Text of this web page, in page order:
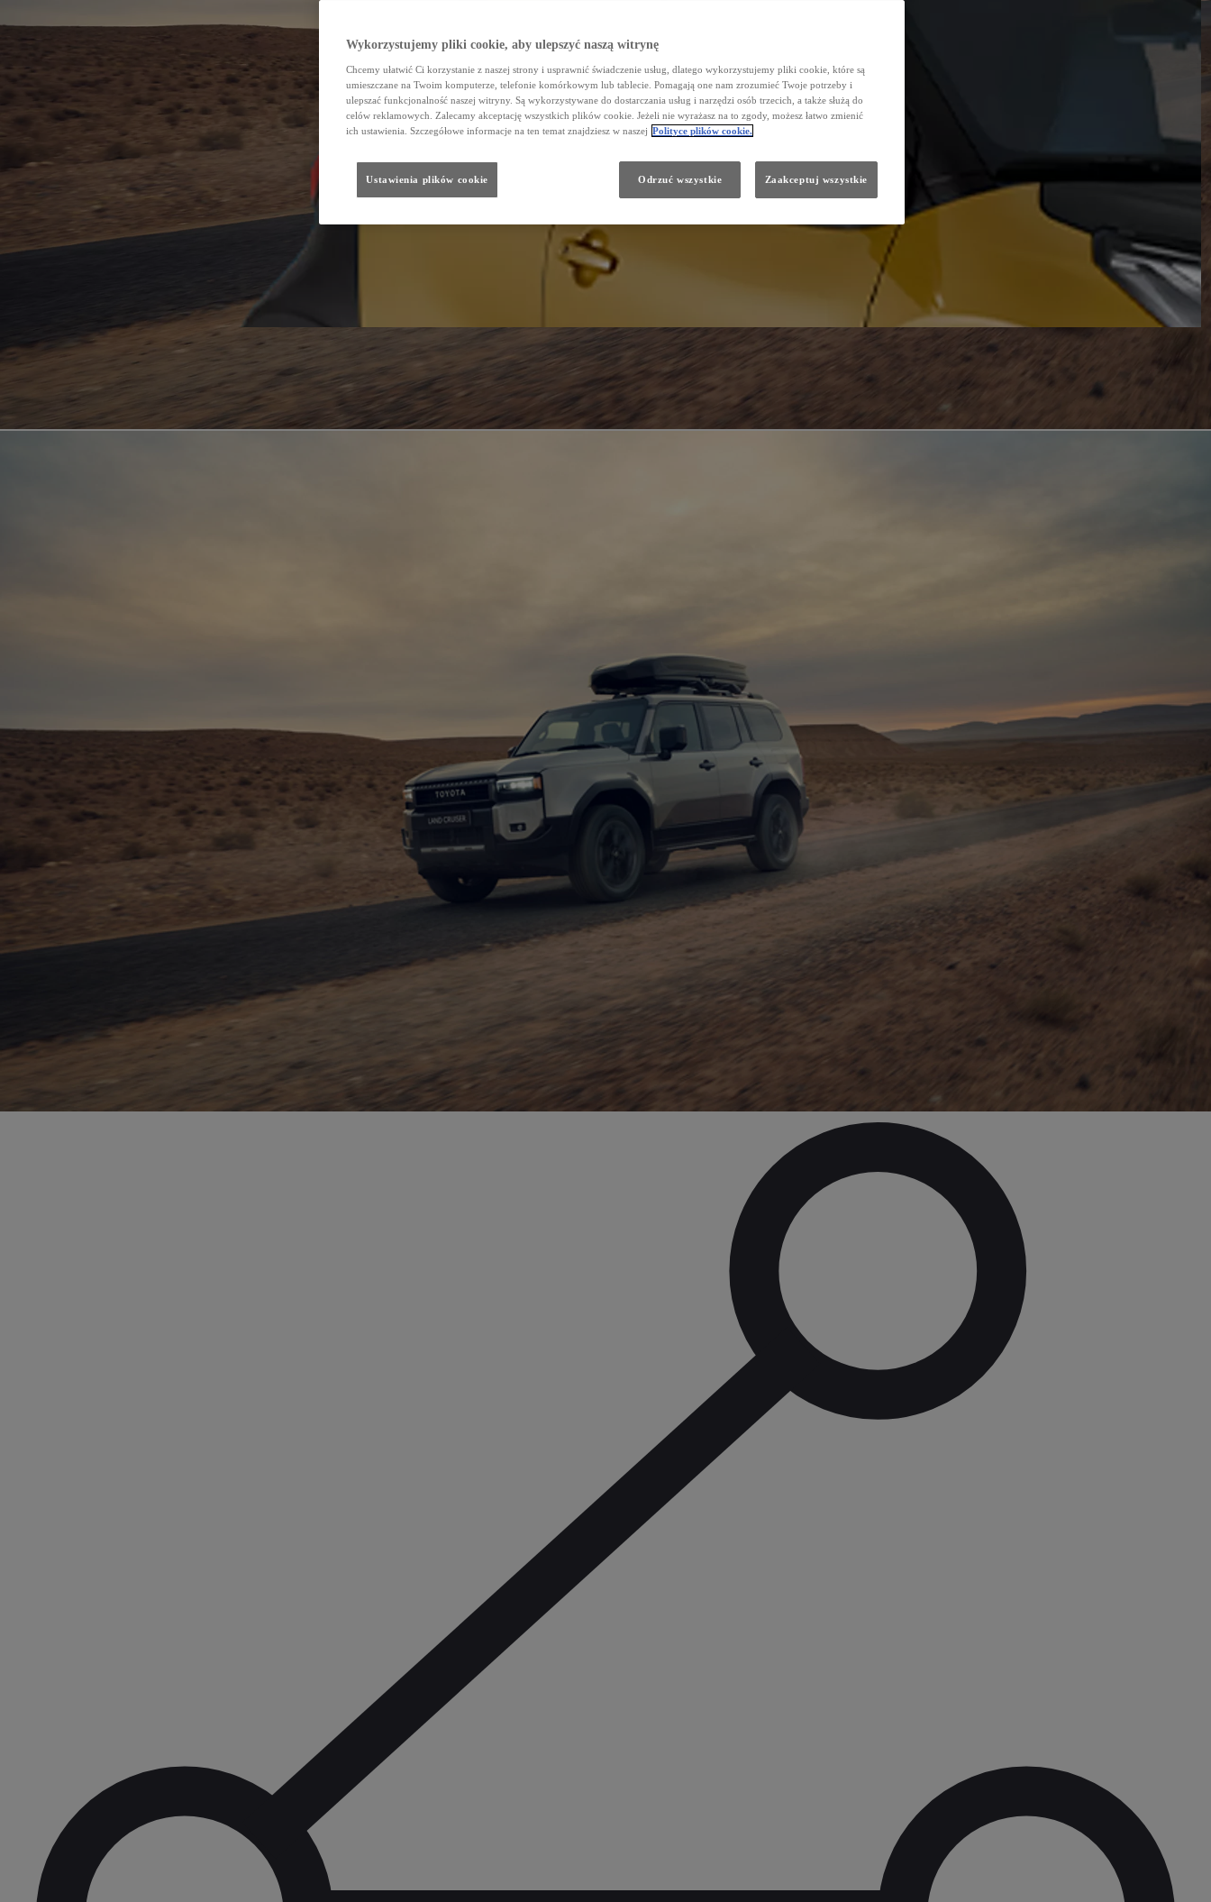
Yaris Cross
Wykorzystujemy pliki cookie, aby ulepszyć naszą witrynę
Chcemy ułatwić Ci korzystanie z naszej strony i usprawnić świadczenie usług, dlatego wykorzystujemy pliki cookie, które są
umieszczane na Twoim komputerze, telefonie komórkowym lub tablecie. Pomagają one nam zrozumieć Twoje potrzeby i
ulepszać funkcjonalność naszej witryny. Są wykorzystywane do dostarczania usług i narzędzi osób trzecich, a także służą do
celów reklamowych. Zalecamy akceptację wszystkich plików cookie. Jeżeli nie wyrażasz na to zgody, możesz łatwo zmienić
ich ustawienia. Szczegółowe informacje na ten temat znajdziesz w naszej Polityce plików cookie.
Odrzuć wszystkie Zaakceptuj wszystkie
Ustawienia plików cookie